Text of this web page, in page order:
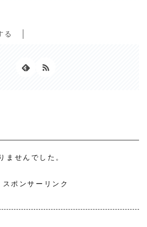
る
ませんでした。
スポンサーリンク